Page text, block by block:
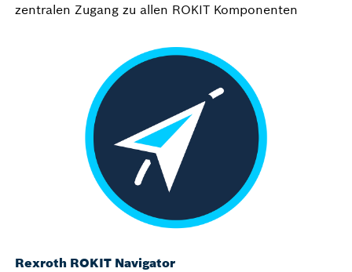
zentralen Zugang zu allen ROKIT Komponenten
Rexroth ROKIT Navigator